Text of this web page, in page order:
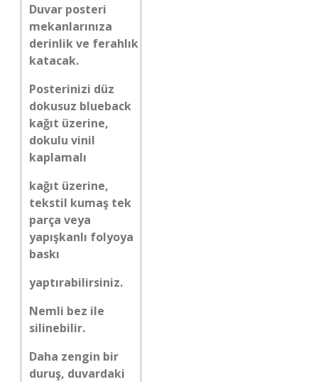
Duvar posteri
mekanlarınıza
derinlik ve ferahlık
katacak.
Posterinizi düz
dokusuz blueback
kağıt üzerine,
dokulu vinil
kaplamalı
kağıt üzerine,
tekstil kumaş tek
parça veya
yapışkanlı folyoya
baskı
yaptırabilirsiniz.
Nemli bez ile
silinebilir.
Daha zengin bir
duruş, duvardaki